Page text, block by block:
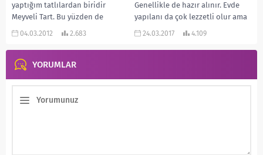
yaptığım tatlılardan biridir
Meyveli Tart. Bu yüzden de
evimizin favorilerinden biri...
04.03.2012 2.683
Genellikle de hazır alınır. Evde
yapılanı da çok lezzetli olur ama
biraz...
24.03.2017 4.109
YORUMLAR